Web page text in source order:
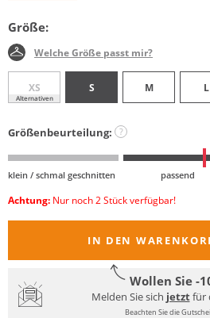
Größe:
Welche Größe passt mir?
XS
Alternativen
S M L
Größenbeurteilung: ?
klein / schmal geschnitten passend
Achtung: Nur noch 2 Stück verfügbar!
IN DEN
Wollen Sie -
Melden Sie sich jetztfür
Beachten Sie die